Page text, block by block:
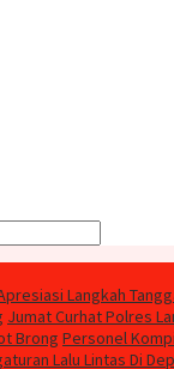
Langkah
Jumat Curhat Polres
Brong Personel
Lalu Lintas Di